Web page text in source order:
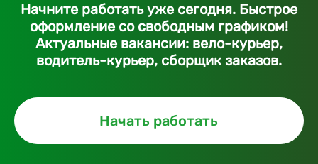
Начните работать уже сегодня. Быстрое
оформление со свободным графиком!
Актуальные вакансии: вело-курьер,
водитель-курьер, сборщик заказов.
Начать работать